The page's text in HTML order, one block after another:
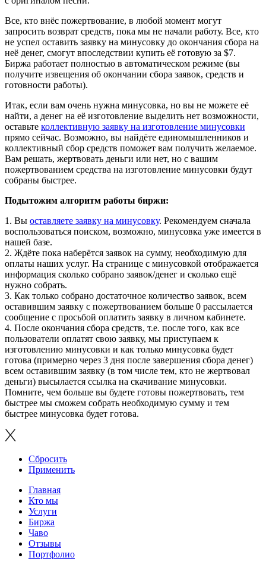
Все, кто внёс пожертвование, в любой момент могут
запросить возврат средств, пока мы не начали работу. Все, кто
не успел оставить заявку на минусовку до окончания сбора на
неё денег, смогут впоследствии купить её готовую за $7.
Биржа работает полностью в автоматическом режиме (вы
получите извещения об окончании сбора заявок, средств и
готовности работы).
Итак, если вам очень нужна минусовка, но вы не можете её
найти, а денег на её изготовление выделить нет возможности,
оставьте коллективную заявку на изготовление минусовки
прямо сейчас. Возможно, вы найдёте единомышленников и
коллективный сбор средств поможет вам получить желаемое.
Вам решать, жертвовать деньги или нет, но с вашим
пожертвованием средства на изготовление минусовки будут
собраны быстрее.
Подытожим алгоритм работы биржи:
1. Вы оставляете заявку на минусовку. Рекомендуем сначала
воспользоваться поиском, возможно, минусовка уже имеется в
нашей базе.
2. Ждёте пока наберётся заявок на сумму, необходимую для
оплаты наших услуг. На странице с минусовкой отображается
информация сколько собрано заявок/денег и сколько ещё
нужно собрать.
3. Как только собрано достаточное количество заявок, всем
оставившим заявку с пожертвованием больше 0 рассылается
сообщение с просьбой оплатить заявку в личном кабинете.
4. После окончания сбора средств, т.е. после того, как все
пользователи оплатят свою заявку, мы приступаем к
изготовлению минусовки и как только минусовка будет
готова (примерно через 3 дня после завершения сбора денег)
всем оставившим заявку (в том числе тем, кто не жертвовал
деньги) высылается ссылка на скачивание минусовки.
Помните, чем больше вы будете готовы пожертвовать, тем
быстрее мы сможем собрать необходимую сумму и тем
быстрее минусовка будет готова.
Сбросить
Применить
Главная
Кто мы
Услуги
Биржа
Чаво
Отзывы
Портфолио